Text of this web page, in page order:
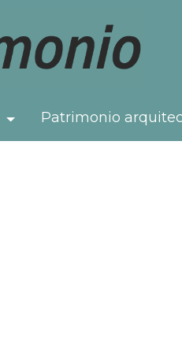
Toggle Dropdown
Patrimonio